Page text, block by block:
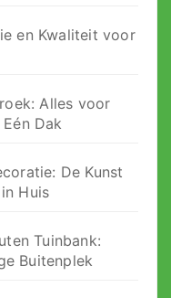
en Kwaliteit voor
Alles voor
Dak
De Kunst
Huis
Tuinbank:
Buitenplek